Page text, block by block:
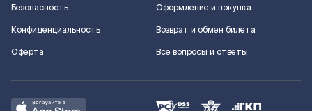
Безопасность
Конфиденциальность
Оферта
Оформление и покупка
Возврат и обмен билета
Все вопросы и ответы